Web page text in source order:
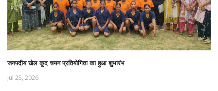
जनपदीय खेल कूद चयन प्रतियोगिता का हुआ शुभारंभ
Jul 25, 2026